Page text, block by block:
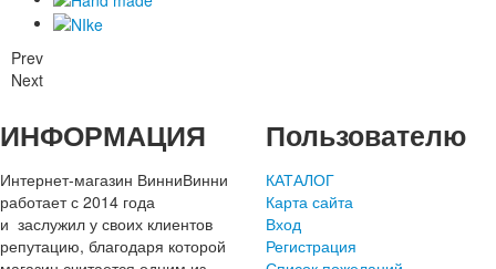
Prev
Next
ИНФОРМАЦИЯ
Интернет-магазин ВинниВинни
работает с 2014 года
и заслужил у своих клиентов
репутацию, благодаря которой
Пользователю
КАТАЛОГ
Карта сайта
Вход
Регистрация